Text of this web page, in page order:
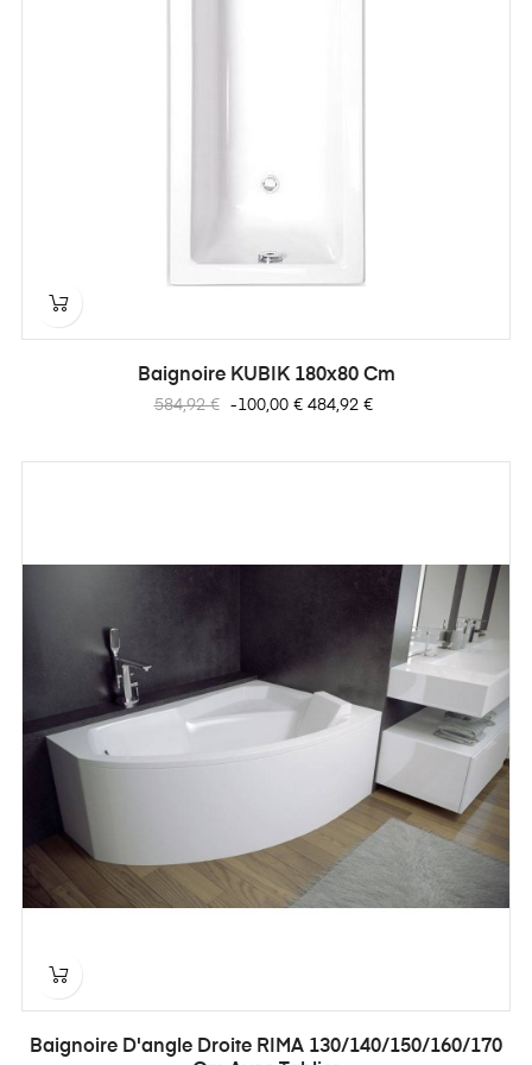
Baignoire KUBIK 180x80 Cm
Prix
584,92 € -100,00 € Prix
484,92 €
Baignoire D'angle Droite RIMA 130/140/150/160/170